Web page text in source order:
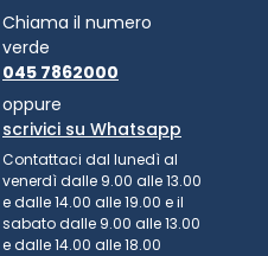
Chiama il numero
verde
045 7862000
oppure
scrivici su Whatsapp
Contattaci dal lunedì al
venerdì dalle 9.00 alle 13.00
e dalle 14.00 alle 19.00 e il
sabato dalle 9.00 alle 13.00
e dalle 14.00 alle 18.00